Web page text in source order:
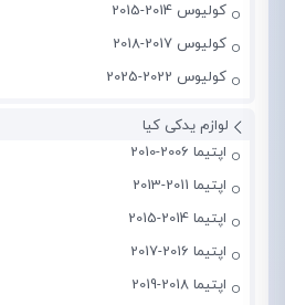
کولیوس 2014-2015
کولیوس 2017-2018
کولیوس 2022-2025
لوازم یدکی کیا
اپتیما 2006-2010
اپتیما 2011-2013
اپتیما 2014-2015
اپتیما 2016-2017
اپتیما 2018-2019